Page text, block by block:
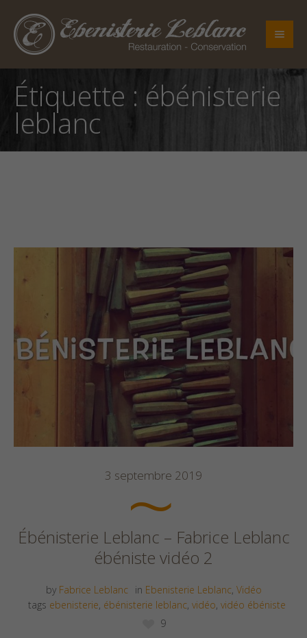
Étiquette : ébénisterie
leblanc
3 septembre 2019
Ébénisterie Leblanc – Fabrice Leblanc
ébéniste vidéo 2
by Fabrice Leblanc in Ebenisterie Leblanc, Vidéo
tags ebenisterie, ébénisterie leblanc, vidéo, vidéo ébéniste
9